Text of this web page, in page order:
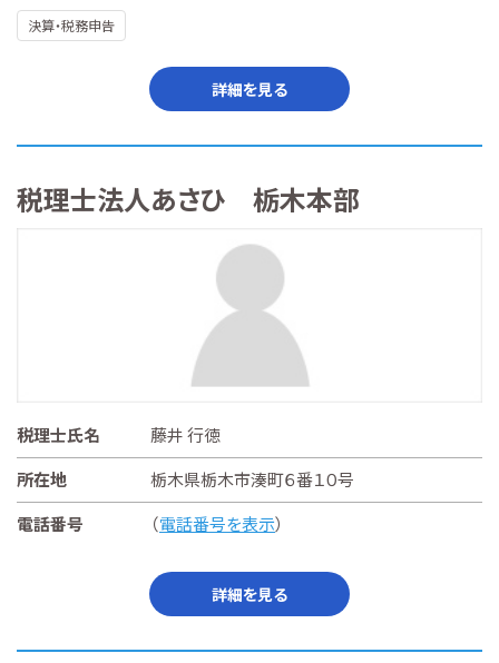
決算・税務申告
詳細を見る
税理士法人あさひ 栃木本部
税理士氏名
藤井 行徳
所在地
栃木県栃木市湊町６番１０号
電話番号
（電話番号を表示）
詳細を見る